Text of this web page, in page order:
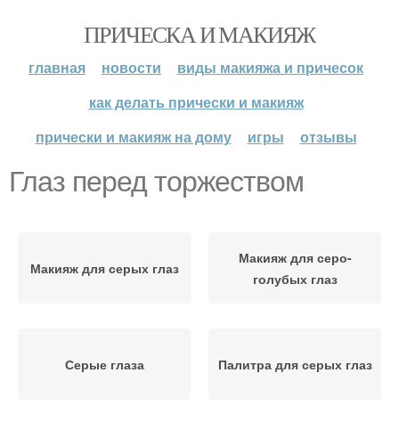
ПРИЧЕСКА И МАКИЯЖ
главная новости
виды макияжа и причесок
как делать прически и макияж
прически и макияж на дому
игры отзывы
Глаз перед торжеством
Макияж для серых глаз
Макияж для серо-
голубых глаз
Серые глаза Палитра для серых глаз